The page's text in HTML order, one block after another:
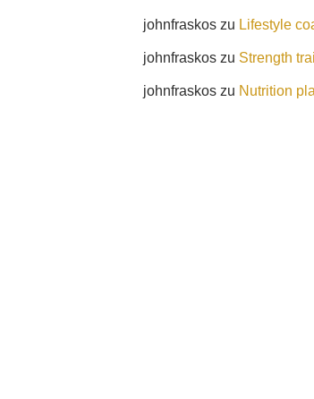
johnfraskos zu Lifestyle
johnfraskos zu Strength
johnfraskos zu Nutrition